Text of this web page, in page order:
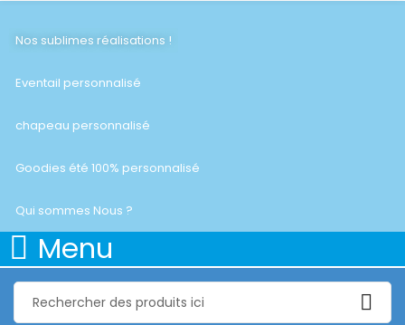
Nos sublimes réalisations !
Eventail personnalisé
chapeau personnalisé
Goodies été 100% personnalisé
Qui sommes Nous ?
Menu